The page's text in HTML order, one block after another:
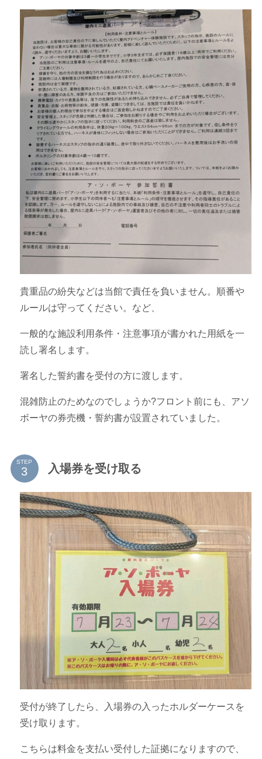
貴重品の紛失などは当館で責任を負いません。順番や
ルールは守ってください。など、
一般的な施設利用条件・注意事項が書かれた用紙を一
読し署名します。
署名した誓約書を受付の方に渡します。
混雑防止のためなのでしょうか?フロント前にも、アソ
ボーヤの券売機・誓約書が設置されていました。
STEP 入場券を受け取る
受付が終了したら、入場券の入ったホルダーケースを
受け取ります。
こちらは料金を支払い受付した証拠になりますので、